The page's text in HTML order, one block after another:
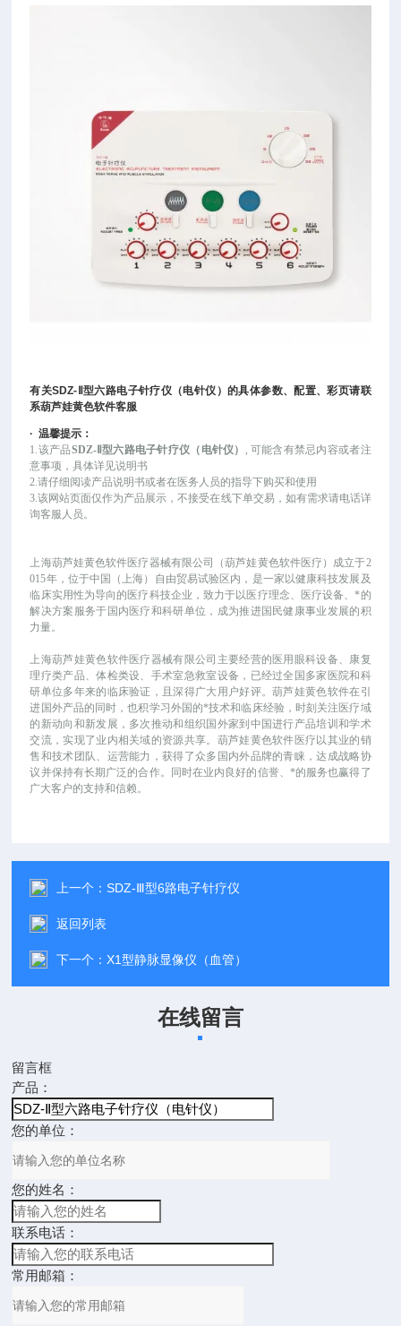
有关SDZ- Ⅱ型六路电子针疗仪（电针仪） 的具体参数、配置、彩页请联
系葫芦娃黄色软件客服
·温馨提示：
1.该产品SDZ-Ⅱ型六路电子针疗仪（电针仪） , 可能含有禁忌内容或者注
意事项，具体详见说明书
2.请仔细阅读产品说明书或者在医务人员的指导下购买和使用
3.该网站页面仅作为产品展示，不接受在线下单交易，如有需求请电话详
询客服人员。
上海葫芦娃黄色软件医疗器械有限公司（葫芦娃黄色软件医疗）成立于2
015年，位于中国（上海）自由贸易试验区内，是一家以健康科技发展及
临床实用性为导向的医疗科技企业，致力于以医疗理念、医疗设备、*的
解决方案服务于国内医疗和科研单位，成为推进国民健康事业发展的积
力量。
上海葫芦娃黄色软件医疗器械有限公司主要经营的医用眼科设备、康复
理疗类产品、体检类设、手术室急救室设备，已经过全国多家医院和科
研单位多年来的临床验证，且深得广大用户好评。葫芦娃黄色软件在引
进国外产品的同时，也积学习外国的*技术和临床经验，时刻关注医疗域
的新动向和新发展，多次推动和组织国外家到中国进行产品培训和学术
交流，实现了业内相关域的资源共享。葫芦娃黄色软件医疗以其业的销
售和技术团队、运营能力，获得了众多国内外品牌的青睐，达成战略协
议并保持有长期广泛的合作。同时在业内良好的信誉、*的服务也赢得了
广大客户的支持和信赖。
上一个：SDZ-Ⅲ型6路电子针疗仪
返回列表
下一个：X1型静脉显像仪（血管）
在线留言
留言框
产品：
您的单位：
您的姓名：
联系电话：
常用邮箱：